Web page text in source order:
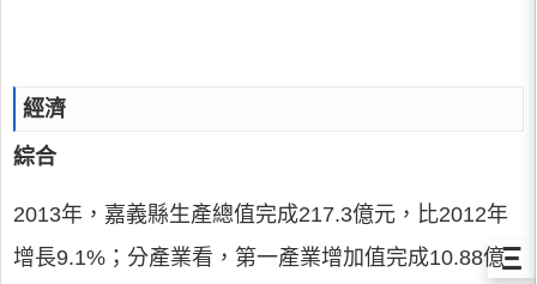
經濟
綜合
2013年，嘉義縣生產總值完成217.3億元，比2012年
增長9.1%；分產業看，第一產業增加值完成10.88億Ξ